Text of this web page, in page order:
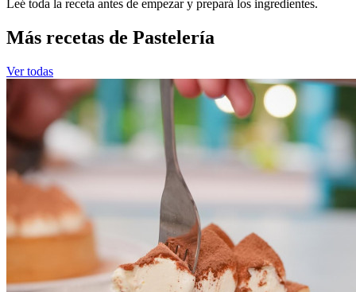
Leé toda la receta antes de empezar y prepará los ingredientes.
Más recetas de Pastelería
Ver todas